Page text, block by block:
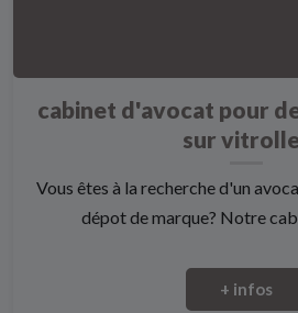
cabinet d'avocat pour
sur
Vous êtes à la recherche d'un
dépot de marque? Notre
+ infos